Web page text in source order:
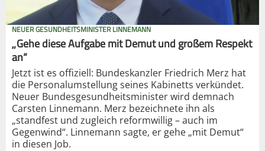
NEUER GESUNDHEITSMINISTER LINNEMANN
„Gehe diese Aufgabe mit Demut und großem Respekt
an“
Jetzt ist es offiziell: Bundeskanzler Friedrich Merz hat
die Personalumstellung seines Kabinetts verkündet.
Neuer Bundesgesundheitsminister wird demnach
Carsten Linnemann. Merz bezeichnete ihn als
„standfest und zugleich reformwillig – auch im
Gegenwind“. Linnemann sagte, er gehe „mit Demut“
in diesen Job.